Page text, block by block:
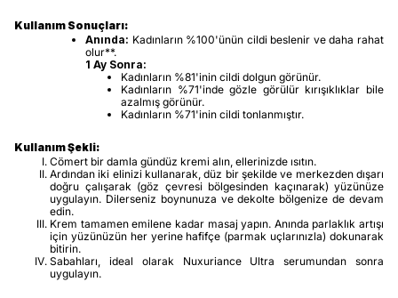
Kullanım Sonuçları:
Anında: Kadınların %100'ünün cildi beslenir ve daha rahat
olur**.
1 Ay Sonra:
Kadınların %81'inin cildi dolgun görünür.
Kadınların %71'inde gözle görülür kırışıklıklar bile
azalmış görünür.
Kadınların %71'inin cildi tonlanmıştır.
Kullanım Şekli:
Cömert bir damla gündüz kremi alın, ellerinizde ısıtın.
Ardından iki elinizi kullanarak, düz bir şekilde ve merkezden dışarı
doğru çalışarak (göz çevresi bölgesinden kaçınarak) yüzünüze
uygulayın. Dilerseniz boynunuza ve dekolte bölgenize de devam
edin.
Krem tamamen emilene kadar masaj yapın. Anında parlaklık artışı
için yüzünüzün her yerine hafifçe (parmak uçlarınızla) dokunarak
bitirin.
Sabahları, ideal olarak Nuxuriance Ultra serumundan sonra
uygulayın.